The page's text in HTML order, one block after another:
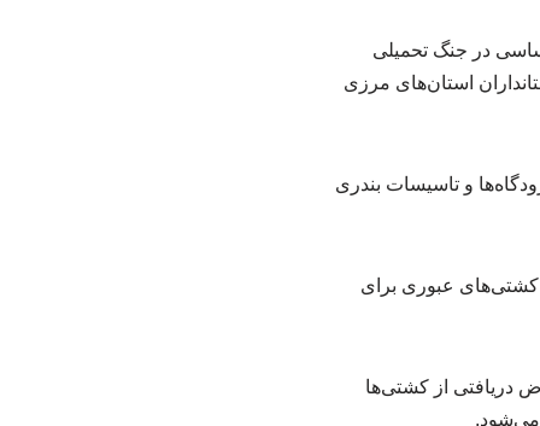
در جنگ تحمیلی
استان‌های مرزی
و تاسیسات بندری
عبوری برای
زودی تبدیل به قانون می‌شود ۳۰ درصد از عوارض دریافتی از کشتی‌ها